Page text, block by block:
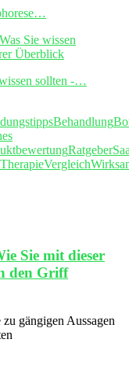
sollten -…
Behandlung
Ratgeber
TherapieVergleich
Sie mit dieser
den Griff